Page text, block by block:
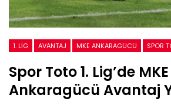
1. LIG AVANTAJ MKE ANKARAGÜCÜ SPOR
Spor Toto 1. Lig’de MKE
Ankaragücü Avantaj